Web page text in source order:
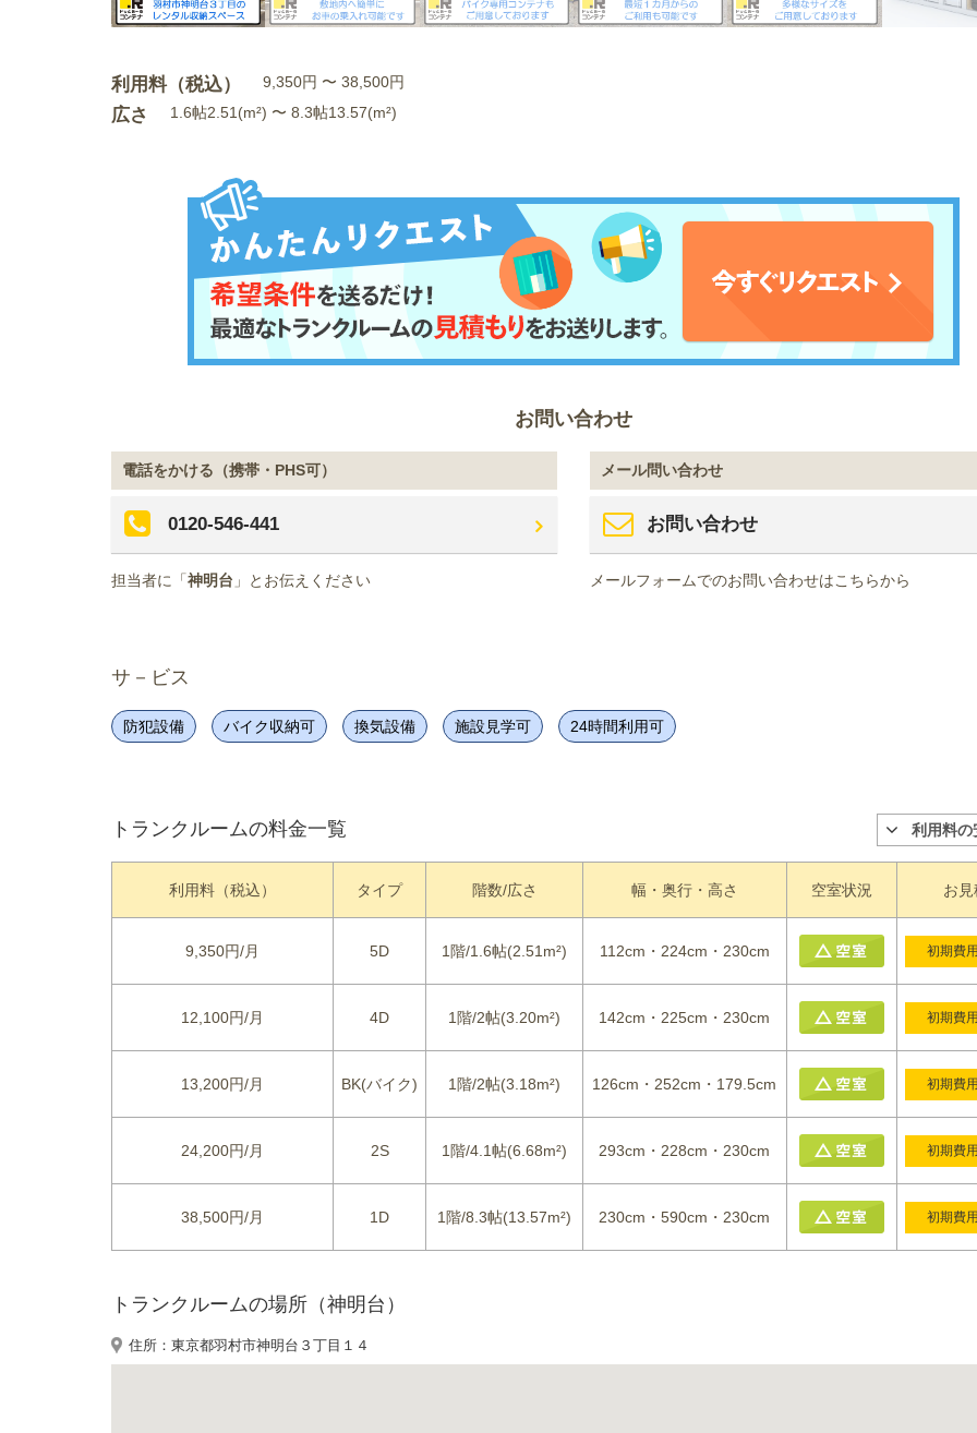
利用料（税込） 9,350円 〜 38,500円
広さ 1.6帖2.51(m²) 〜 8.3帖13.57(m²)
お問い合わせ
電話をかける（携帯・PHS可）
0120-546-441
担当者に「神明台 」とお伝えください
メール問い合わせ
お問い合わせ
メールフォームでのお問い合わせはこちらから
サ－ビス
防犯設備 バイク収納可 換気設備 施設見学可 24時間利用可
トランクルームの料金一覧 利用料の
利用料（税込）
9,350円/月
タイプ
5D
階数/広さ
1階/1.6帖(2.51m²)
幅・奥行・高さ
112cm・224cm・230cm
空室状況 お見
初期費
12,100円/月 4D 1階/2帖(3.20m²) 142cm・225cm・230cm 初期費
13,200円/月 BK(バイク) 1階/2帖(3.18m²) 126cm・252cm・179.5cm 初期費
24,200円/月 2S 1階/4.1帖(6.68m²) 293cm・228cm・230cm 初期費
38,500円/月 1D 1階/8.3帖(13.57m²) 230cm・590cm・230cm 初期費
トランクルームの場所（神明台）
住所：東京都羽村市神明台３丁目１４